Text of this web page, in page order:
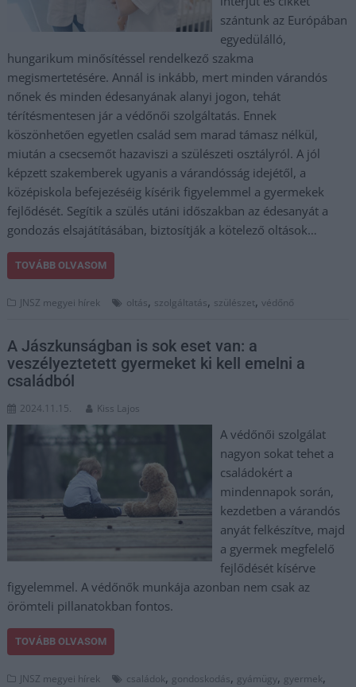
szántunk az Európában
egyedülálló,
hungarikum minősítéssel rendelkező szakma
megismertetésére. Annál is inkább, mert minden várandós
nőnek és minden édesanyának alanyi jogon, tehát
térítésmentesen jár a védőnői szolgáltatás. Ennek
köszönhetően egyetlen család sem marad támasz nélkül,
miután a csecsemőt hazaviszi a szülészeti osztályról. A jól
képzett szakemberek ugyanis a várandósság idejétől, a
középiskola befejezéséig kísérik figyelemmel a gyermekek
fejlődését. Segítik a szülés utáni időszakban az édesanyát a
gondozás elsajátításában, biztosítják a kötelező oltások…
TOVÁBB OLVASOM
JNSZ megyei hírek oltás, szolgáltatás, szülészet,védőnő
A Jászkunságban is sok eset van: a
veszélyeztetett gyermeket ki kell emelni a
családból
2024.11.15. Kiss Lajos
A védőnői szolgálat
nagyon sokat tehet a
családokért a
mindennapok során,
kezdetben a várandós
anyát felkészítve, majd
a gyermek megfelelő
fejlődését kísérve
figyelemmel. A védőnők munkája azonban nem csak az
örömteli pillanatokban fontos.
TOVÁBB OLVASOM
JNSZ megyei hírek családok, gondoskodás, gyámügy, gyermek,